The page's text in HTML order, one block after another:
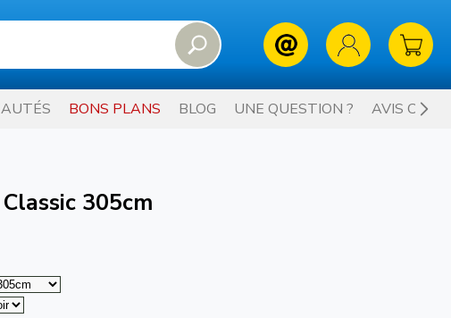
BONS PLANS BLOG UNE QUESTION ? AVIS
305cm